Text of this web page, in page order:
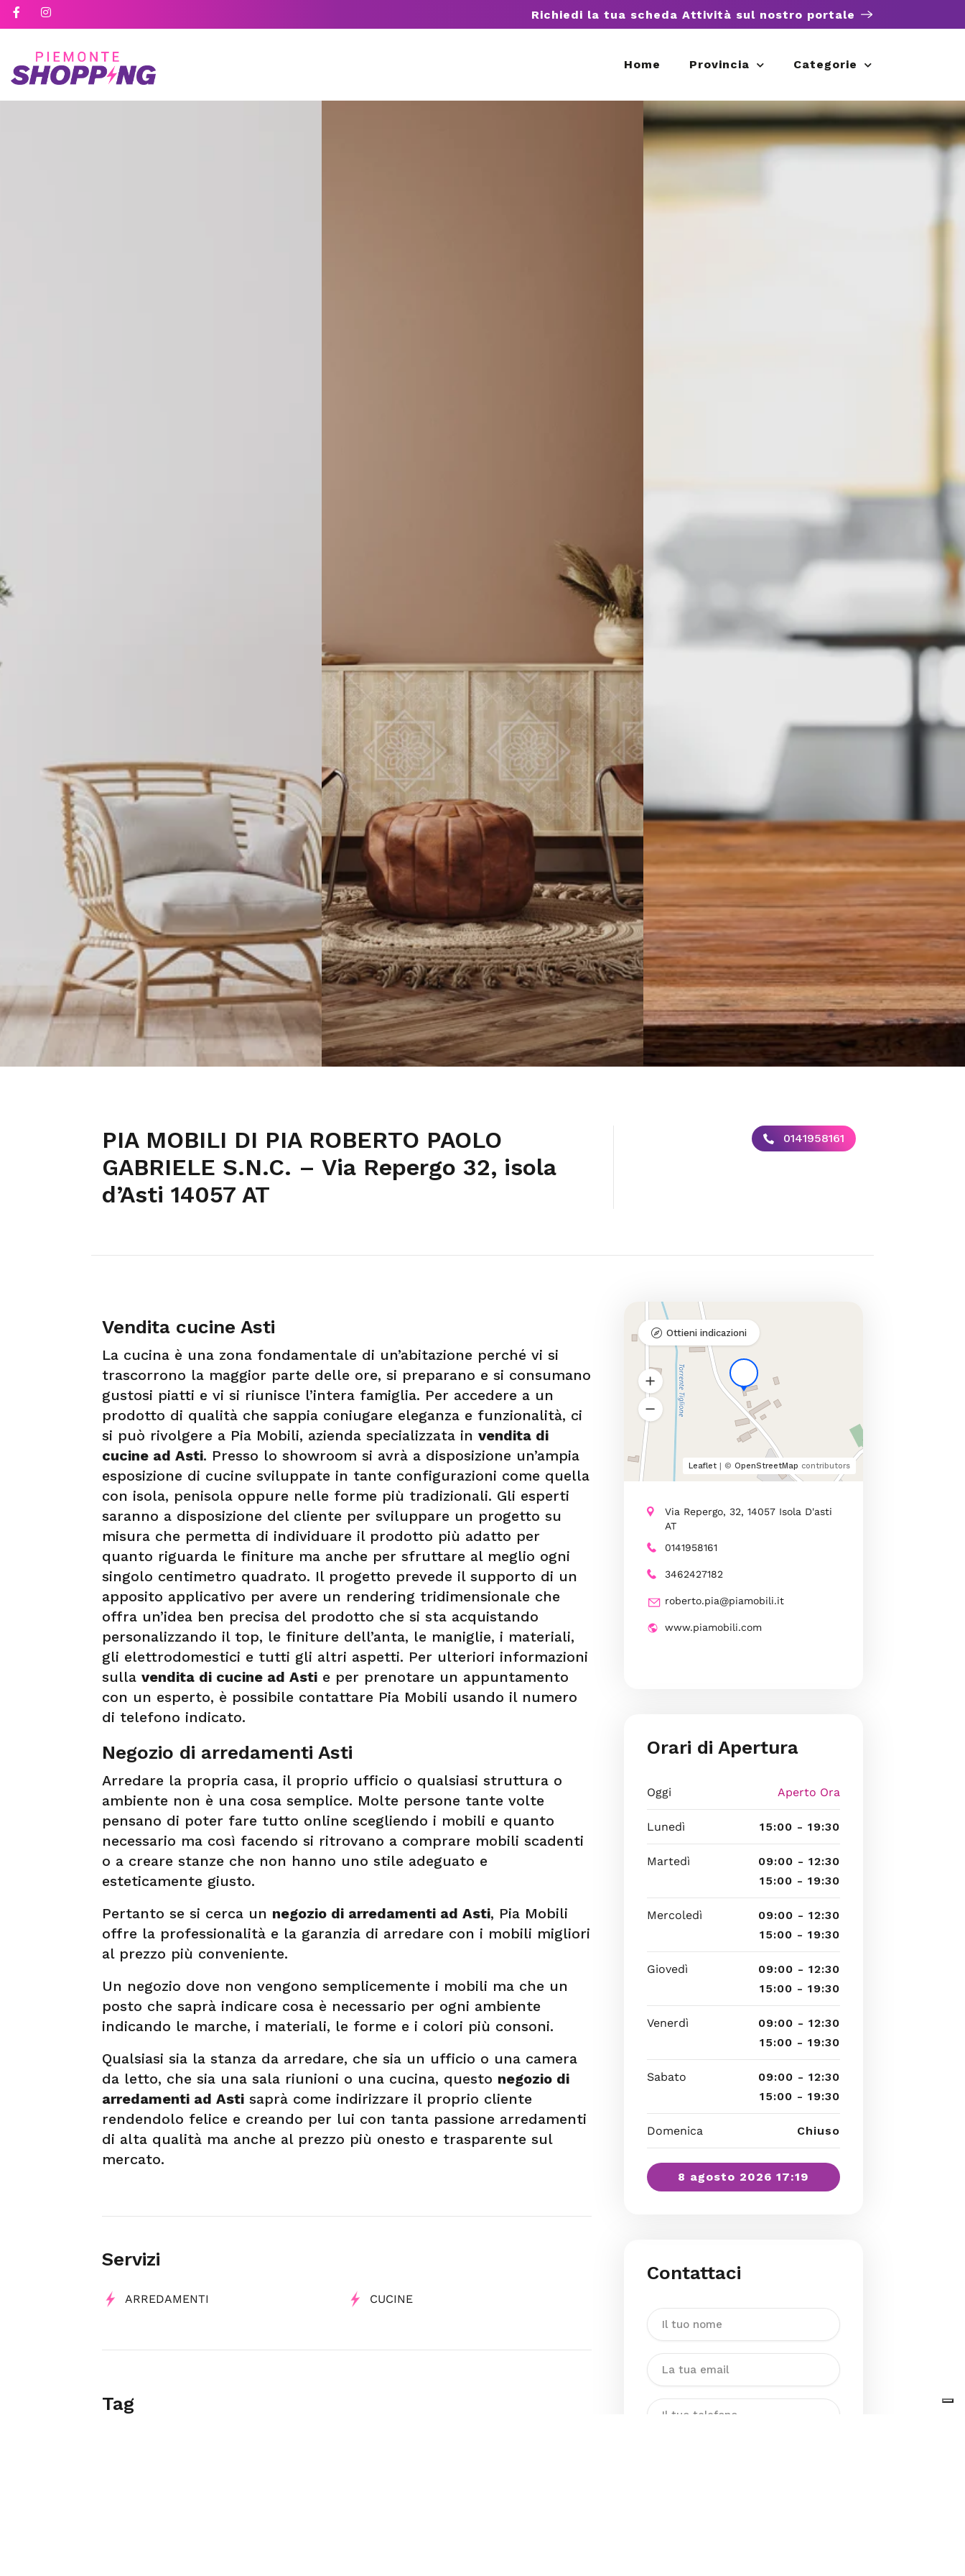
Richiedi la tua scheda Attività sul nostro portale
Home Provincia Categorie
PIA MOBILI DI PIA ROBERTO PAOLO
GABRIELE S.N.C. – Via Repergo 32, isola
d’Asti 14057 AT
0141958161
Vendita cucine Asti
La cucina è una zona fondamentale di un’abitazione perché vi si
trascorrono la maggior parte delle ore, si preparano e si consumano
gustosi piatti e vi si riunisce l’intera famiglia. Per accedere a un
prodotto di qualità che sappia coniugare eleganza e funzionalità, ci
si può rivolgere a Pia Mobili, azienda specializzata in vendita di
cucine ad Asti. Presso lo showroom si avrà a disposizione un’ampia
esposizione di cucine sviluppate in tante configurazioni come quella
con isola, penisola oppure nelle forme più tradizionali. Gli esperti
saranno a disposizione del cliente per sviluppare un progetto su
misura che permetta di individuare il prodotto più adatto per
quanto riguarda le finiture ma anche per sfruttare al meglio ogni
singolo centimetro quadrato. Il progetto prevede il supporto di un
apposito applicativo per avere un rendering tridimensionale che
offra un’idea ben precisa del prodotto che si sta acquistando
personalizzando il top, le finiture dell’anta, le maniglie, i materiali,
gli elettrodomestici e tutti gli altri aspetti. Per ulteriori informazioni
sulla vendita di cucine ad Asti e per prenotare un appuntamento
con un esperto, è possibile contattare Pia Mobili usando il numero
di telefono indicato.
Negozio di arredamenti Asti
Arredare la propria casa, il proprio ufficio o qualsiasi struttura o
ambiente non è una cosa semplice. Molte persone tante volte
pensano di poter fare tutto online scegliendo i mobili e quanto
necessario ma così facendo si ritrovano a comprare mobili scadenti
o a creare stanze che non hanno uno stile adeguato e
esteticamente giusto.
Pertanto se si cerca un negozio di arredamenti ad Asti, Pia Mobili
offre la professionalità e la garanzia di arredare con i mobili migliori
al prezzo più conveniente.
Un negozio dove non vengono semplicemente i mobili ma che un
posto che saprà indicare cosa è necessario per ogni ambiente
indicando le marche, i materiali, le forme e i colori più consoni.
Qualsiasi sia la stanza da arredare, che sia un ufficio o una camera
da letto, che sia una sala riunioni o una cucina, questo negozio di
arredamenti ad Asti saprà come indirizzare il proprio cliente
rendendolo felice e creando per lui con tanta passione arredamenti
di alta qualità ma anche al prezzo più onesto e trasparente sul
mercato.
Servizi
ARREDAMENTI CUCINE
Tag
Leaflet| © OpenStreetMap contributors
Ottieni indicazioni
Via Repergo, 32, 14057 Isola D'asti
AT
0141958161
3462427182
roberto.pia@piamobili.it
www.piamobili.com
Orari di Apertura
Oggi Aperto Ora
Lunedì 15:00 - 19:30
Martedì
09:00 - 12:30
15:00 - 19:30
Mercoledì
09:00 - 12:30
15:00 - 19:30
Giovedì
09:00 - 12:30
15:00 - 19:30
Venerdì
09:00 - 12:30
15:00 - 19:30
Sabato
09:00 - 12:30
15:00 - 19:30
Domenica Chiuso
8 agosto 2026 17:19
Contattaci